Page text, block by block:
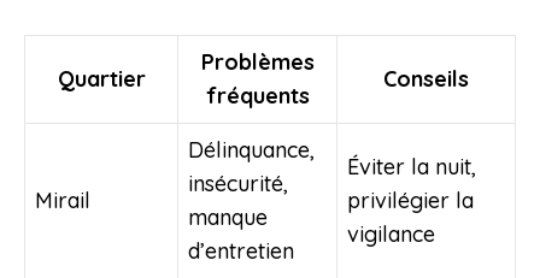
Quartier
Problèmes
fréquents
Conseils
Mirail
Délinquance,
insécurité,
manque
d’entretien
Éviter la nuit,
privilégier la
vigilance